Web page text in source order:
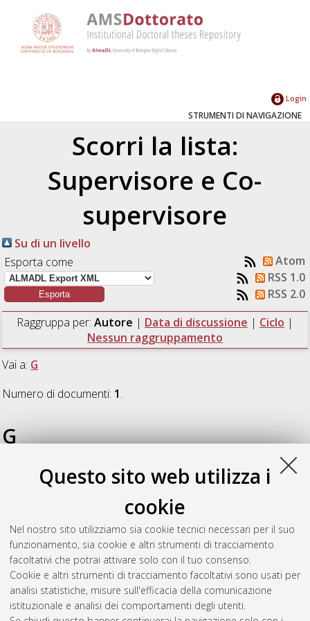
Questo sito web utilizza i
cookie
Nel nostro sito utilizziamo sia cookie tecnici necessari per il suo
funzionamento, sia cookie e altri strumenti di tracciamento
facoltativi che potrai attivare solo con il tuo consenso.
Cookie e altri strumenti di tracciamento facoltativi sono usati per
analisi statistiche, misure sull'efficacia della comunicazione
istituzionale e analisi dei comportamenti degli utenti.
Login
STRUMENTI DI NAVIGAZIONE
Scorri la lista:
Supervisore e Co-
supervisore
Su di un livello
Esporta come
Atom
RSS 1.0
RSS 2.0
Raggruppa per: Autore | Data di discussione | Ciclo |
Nessun raggruppamento
Vai a: G
Numero di documenti: 1.
G
Gobbo, Dorothea(2019)Free energy and kinetics in protein-
ligand binding: experimental measurements and
, [Dissertation thesis], Alma Mater
Studiorum Università di Bologna. Dottorato di ricerca in
Scienze biotecnologiche e farmaceutiche, 31 Ciclo. DOI
10.6092/unibo/amsdottorato/8982.
Questa lista e' stata generata ilSat Aug 8 20:44:19 2026